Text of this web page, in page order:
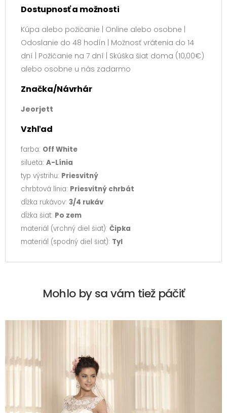
Dostupnosť a možnosti
Kúpa alebo požičanie | Online alebo osobne |
Odoslanie do 48 hodín | Možnosť vrátenia do 14
dní | Požičanie na 7 dní | Skúška šiat doma (10,00€)
alebo osobne u nás zadarmo
Značka/Návrhár
Jeorjett
Vzhľad
farba: Off White
silueta: A-Línia
typ výstrihu: Priesvitný
chrbtová línia: Priesvitný chrbát
dĺžka rukávov: 3/4 rukáv
dĺžka šiat: Po zem
materiál (vrchný diel šiat): Čipka
materiál (spodný diel šiat): Tyl
Mohlo by sa vám tiež páčiť